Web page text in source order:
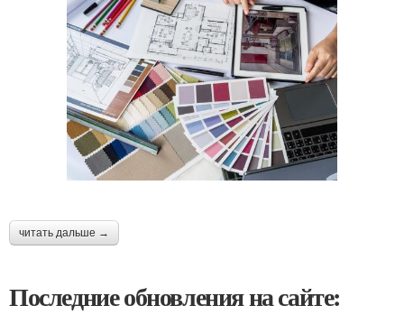
читать дальше →
Последние обновления на сайте: